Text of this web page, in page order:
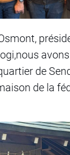
de
de la